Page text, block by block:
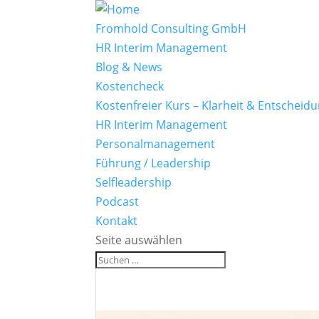
Fromhold Consulting GmbH
HR Interim Management
Blog & News
Kostencheck
Kostenfreier Kurs – Klarheit &
HR Interim Management
Personalmanagement
Führung / Leadership
Selfleadership
Podcast
Kontakt
Seite auswählen